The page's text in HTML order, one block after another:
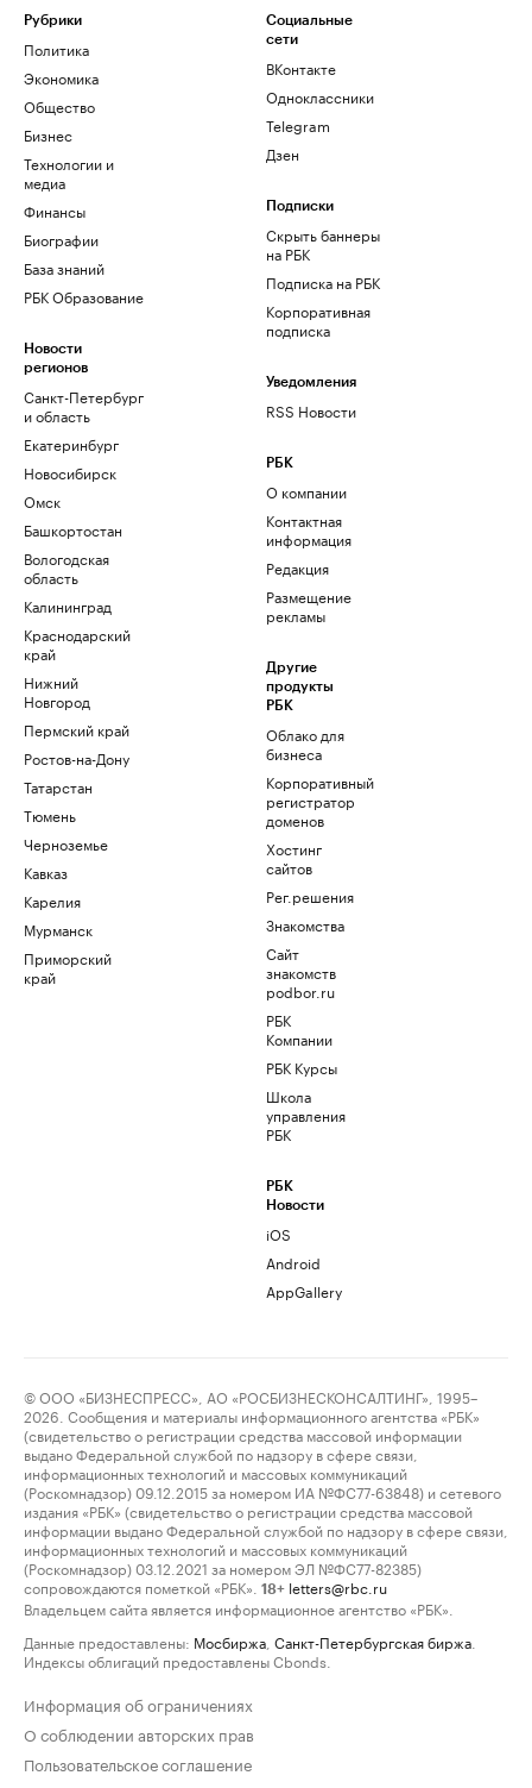
Рубрики
Политика
Экономика
Общество
Бизнес
Технологии и
медиа
Финансы
Биографии
База знаний
РБК Образование
Новости
регионов
Санкт-Петербург
и область
Екатеринбург
Новосибирск
Омск
Башкортостан
Вологодская
область
Калининград
Краснодарский
край
Нижний
Новгород
Пермский край
Ростов-на-Дону
Татарстан
Тюмень
Черноземье
Кавказ
Карелия
Мурманск
Приморский
край
Социальные
сети
ВКонтакте
Одноклассники
Telegram
Дзен
Подписки
Скрыть баннеры
на РБК
Подписка на РБК
Корпоративная
подписка
Уведомления
RSS Новости
РБК
О компании
Контактная
информация
Редакция
Размещение
рекламы
Другие
продукты
РБК
Облако для
бизнеса
Корпоративный
регистратор
доменов
Хостинг
сайтов
Рег.решения
Знакомства
Сайт
знакомств
podbor.ru
РБК
Компании
РБК Курсы
Школа
управления
РБК
РБК
Новости
iOS
Android
AppGallery
© ООО «БИЗНЕСПРЕСС», АО «РОСБИЗНЕСКОНСАЛТИНГ», 1995–
2026. Сообщения и материалы информационного агентства «РБК»
(свидетельство о регистрации средства массовой информации
выдано Федеральной службой по надзору в сфере связи,
информационных технологий и массовых коммуникаций
(Роскомнадзор) 09.12.2015 за номером ИА №ФС77-63848) и сетевого
издания «РБК» (свидетельство о регистрации средства массовой
информации выдано Федеральной службой по надзору в сфере связи,
информационных технологий и массовых коммуникаций
(Роскомнадзор) 03.12.2021 за номером ЭЛ №ФС77-82385)
сопровождаются пометкой «РБК».
18+ letters@rbc.ru
Владельцем сайта является информационное агентство «РБК».
Данные предоставлены: Мосбиржа Санкт-Петербургская биржа
Индексы облигаций предоставлены Cbonds.
Информация об ограничениях
О соблюдении авторских прав
Пользовательское соглашение